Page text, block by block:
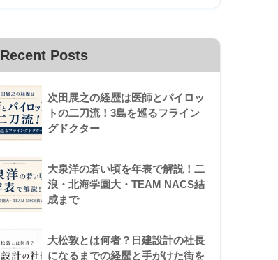
Recent Posts
次田展之の経歴は医師とパイロッ
トの二刀流！3島を巡るフライン
グドクター
大泉洋の若い頃を年表で解説！二
浪・北海学園大・TEAM NACS結
成まで
大松敦とは何者？日建設計の社長
になるまでの経歴と手がけた街を